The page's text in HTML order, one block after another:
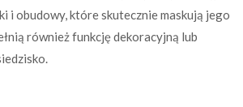
i obudowy, które skutecznie maskują jego
również funkcję dekoracyjną lub